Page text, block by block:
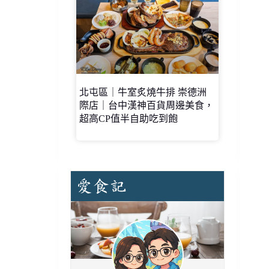
北屯區｜牛室炙燒牛排 崇德洲
際店｜台中漢神百貨周邊美食，
超高CP值半自助吃到飽